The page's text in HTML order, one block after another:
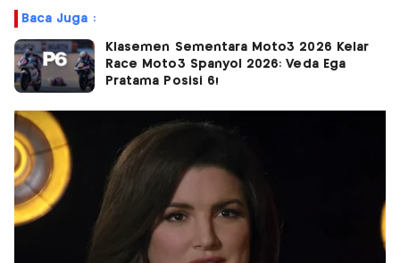
Baca Juga :
Klasemen Sementara Moto3 2026 Kelar
Race Moto3 Spanyol 2026: Veda Ega
Pratama Posisi 6!